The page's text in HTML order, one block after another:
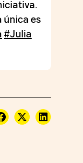
única es
#Julia